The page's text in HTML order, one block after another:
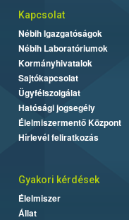
Kapcsolat
Nébih Igazgatóságok
Nébih Laboratóriumok
Kormányhivatalok
Sajtókapcsolat
Ügyfélszolgálat
Hatósági jogsegély
Élelmiszermentő Központ
Hírlevél feliratkozás
Gyakori kérdések
Élelmiszer
Állat